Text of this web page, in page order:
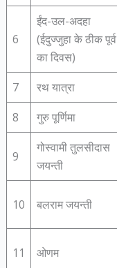
6
ईंद-उल-अदहा
(ईदुज्जुहा के ठीक पूर्व
का दिवस)
7 रथ यात्रा
8
गुरु पूर्णिमा
9
गोस्वामी तुलसीदास
जयन्ती
10 बलराम जयन्ती
11 ओणम